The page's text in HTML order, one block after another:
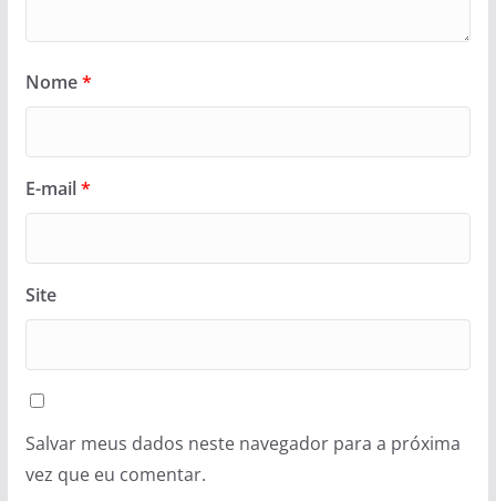
Nome*
E-mail*
Site
Salvar meus dados neste navegador para a próxima
vez que eu comentar.